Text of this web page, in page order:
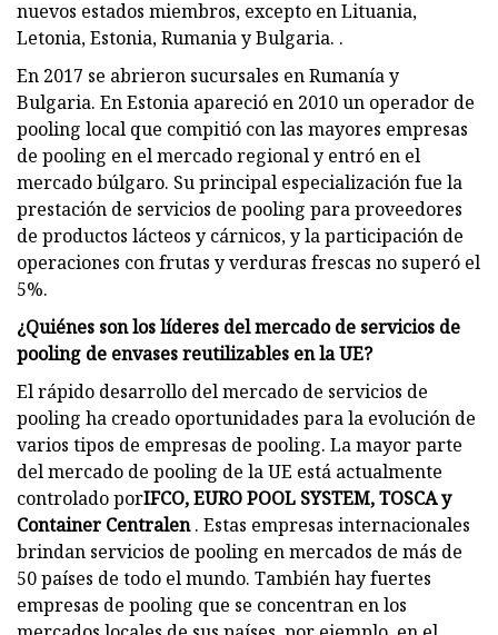
nuevos estados miembros, excepto en Lituania,
Letonia, Estonia, Rumania y Bulgaria. .
En 2017 se abrieron sucursales en Rumanía y
Bulgaria. En Estonia apareció en 2010 un operador de
pooling local que compitió con las mayores empresas
de pooling en el mercado regional y entró en el
mercado búlgaro. Su principal especialización fue la
prestación de servicios de pooling para proveedores
de productos lácteos y cárnicos, y la participación de
operaciones con frutas y verduras frescas no superó el
5%.
¿Quiénes son los líderes del mercado de servicios de
pooling de envases reutilizables en la UE?
El rápido desarrollo del mercado de servicios de
pooling ha creado oportunidades para la evolución de
varios tipos de empresas de pooling. La mayor parte
del mercado de pooling de la UE está actualmente
controlado porIFCO, EURO POOL SYSTEM, TOSCA y
Container Centralen. Estas empresas internacionales
brindan servicios de pooling en mercados de más de
50 países de todo el mundo. También hay fuertes
empresas de pooling que se concentran en los